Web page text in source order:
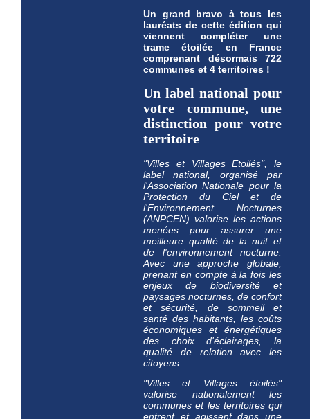
Un grand bravo à tous les
lauréats de cette édition qui
viennent compléter une
trame étoilée en France
comprenant désormais 722
communes et 4 territoires !
Un label national pour
votre commune, une
distinction pour votre
territoire
"Villes et Villages Etoilés", le
label national, organisé par
l'Association Nationale pour la
Protection du Ciel et de
l'Environnement Nocturnes
(ANPCEN) valorise les actions
menées pour assurer une
meilleure qualité de la nuit et
de l'environnement nocturne.
Avec une approche globale,
prenant en compte à la fois les
enjeux de biodiversité et
paysages nocturnes, de confort
et sécurité, de sommeil et
santé des habitants, les coûts
économiques et énergétiques
des choix d'éclairages, la
qualité de relation avec les
citoyens.
"Villes et Villages étoilés"
valorise nationalement les
communes et les territoires qui
entrent et agissent dans une